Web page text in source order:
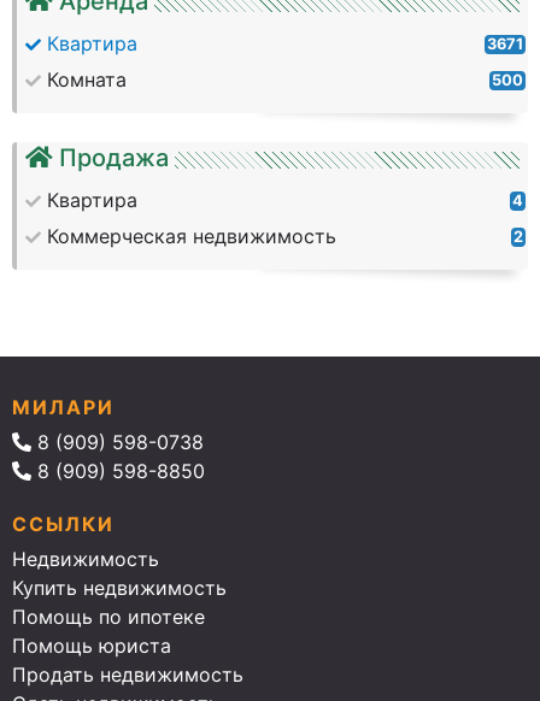
Квартира 3671
Комната 500
Продажа
Квартира 4
Коммерческая недвижимость 2
МИЛАРИ
8 (909) 598-0738
8 (909) 598-8850
ССЫЛКИ
Недвижимость
Купить недвижимость
Помощь по ипотеке
Помощь юриста
Продать недвижимость